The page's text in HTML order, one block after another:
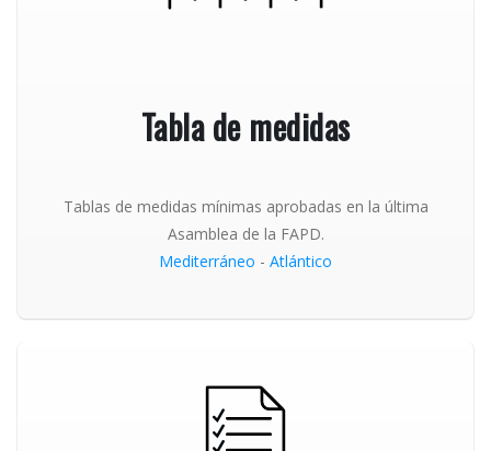
Tabla de medidas
Tablas de medidas mínimas aprobadas en la última
Asamblea de la FAPD.
Mediterráneo - Atlántico